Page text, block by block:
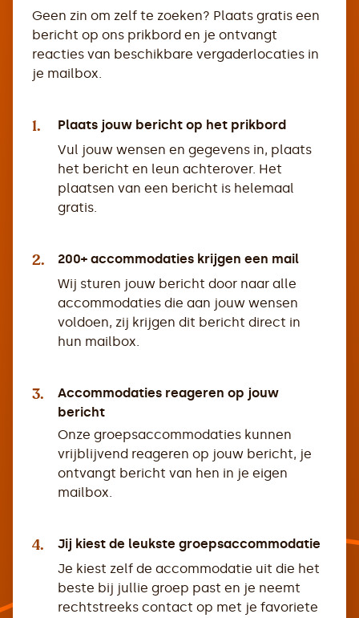
Geen zin om zelf te zoeken? Plaats gratis een
bericht op ons prikbord en je ontvangt
reacties van beschikbare vergaderlocaties in
je mailbox.
1.
Plaats jouw bericht op het prikbord
Vul jouw wensen en gegevens in, plaats
het bericht en leun achterover. Het
plaatsen van een bericht is helemaal
gratis.
2.
200+ accommodaties krijgen een mail
Wij sturen jouw bericht door naar alle
accommodaties die aan jouw wensen
voldoen, zij krijgen dit bericht direct in
hun mailbox.
3.
Accommodaties reageren op jouw
bericht
Onze groepsaccommodaties kunnen
vrijblijvend reageren op jouw bericht, je
ontvangt bericht van hen in je eigen
mailbox.
4.
Jij kiest de leukste groepsaccommodatie
Je kiest zelf de accommodatie uit die het
beste bij jullie groep past en je neemt
rechtstreeks contact op met je favoriete